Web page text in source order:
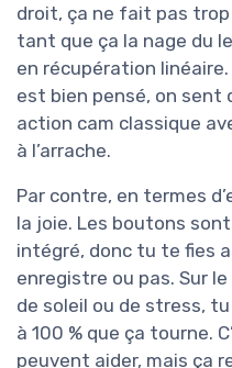
droit, ça ne fait pas
tant que ça la nage du
en récupération
est bien pensé, on sent
action cam classique
à l’arrache.
Par contre, en termes
la joie. Les boutons sont
intégré, donc tu te fies
enregistre ou pas. Sur le
de soleil ou de stress,
à 100 % que ça tourne.
peuvent aider, mais ça